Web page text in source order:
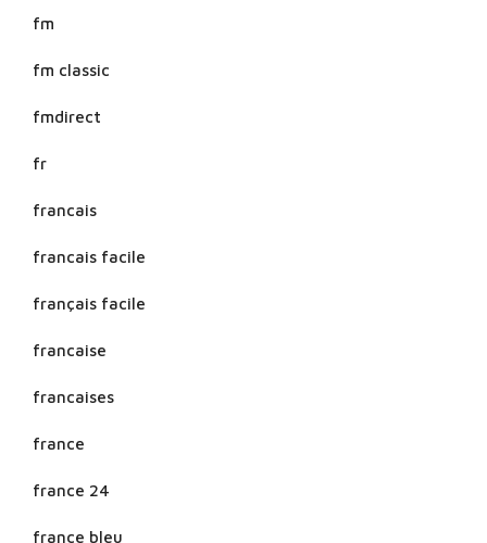
fm
fm classic
fmdirect
fr
francais
francais facile
français facile
francaise
francaises
france
france 24
france bleu